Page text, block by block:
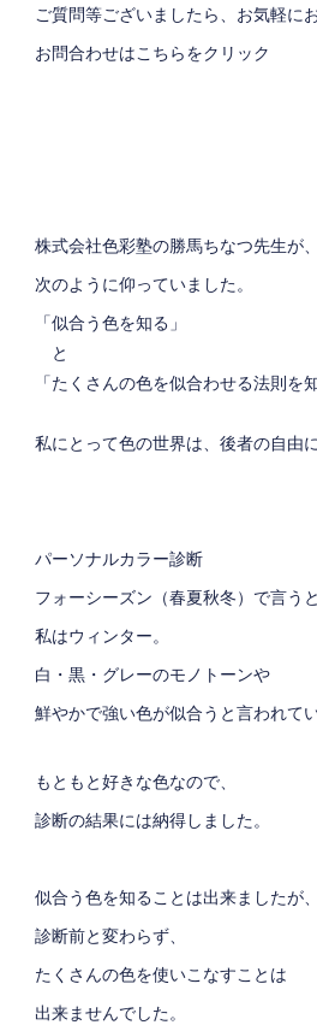
ご質問等ございましたら、お気軽に
お問合わせはこちらをクリック
株式会社色彩塾の勝馬ちなつ先生が、
次のように仰っていました。
「似合う色を知る」
と
「たくさんの色を似合わせる法則を
私にとって色の世界は、後者の自由
パーソナルカラー診断
フォーシーズン（春夏秋冬）で言うと
私はウィンター。
白・黒・グレーのモノトーンや
鮮やかで強い色が似合うと言われてい
もともと好きな色なので、
診断の結果には納得しました。
似合う色を知ることは出来ましたが、
診断前と変わらず、
たくさんの色を使いこなすことは
出来ませんでした。